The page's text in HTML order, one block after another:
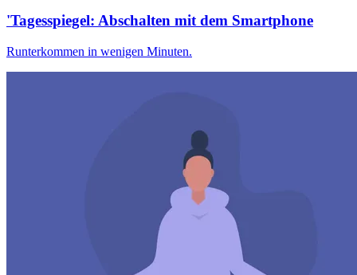
'Tagesspiegel: Abschalten mit dem Smartphone
Runterkommen in wenigen Minuten.